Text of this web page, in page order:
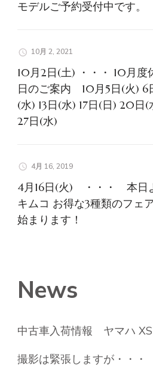
モデルご予約受付中です。
10月 2, 2021
10月2日(土) ・・・ 10月度
日のご案内 10月5日(火) 6
(水) 13日(水) 17日(日) 20日(
27日(水)
4月 16, 2019
4月16日(火) ・・・ 本日
キムコ お得な3種類のフェ
始まります！
News
中古車入荷情報 ヤマハ
撮影は緊張しますが・・・